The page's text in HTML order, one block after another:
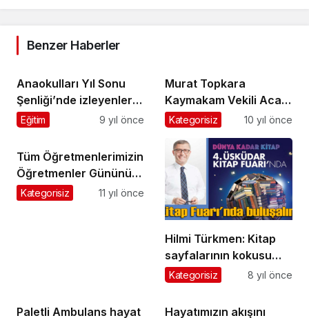
Benzer Haberler
Anaokulları Yıl Sonu
Şenliği’nde izleyenleri
eğlendirdi
Eğitim 9 yıl önce
Murat Topkara
Kaymakam Vekili Acar’ı
ziyaret etti
Kategorisiz 10 yıl önce
Tüm Öğretmenlerimizin
Öğretmenler Gününü
Kutluyoruz
Kategorisiz 11 yıl önce
Hilmi Türkmen: Kitap
sayfalarının kokusu
Üsküdar’ı saracak
Kategorisiz 8 yıl önce
Paletli Ambulans hayat Hayatımızın akışını